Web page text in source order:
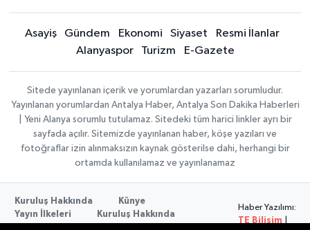
Asayiş Gündem Ekonomi Siyaset
Resmi İlanlar
Alanyaspor
Turizm E-Gazete
Sitede yayınlanan içerik ve yorumlardan yazarları sorumludur.
Yayınlanan yorumlardan Antalya Haber, Antalya Son Dakika Haberleri
| Yeni Alanya sorumlu tutulamaz. Sitedeki tüm harici linkler ayrı bir
sayfada açılır. Sitemizde yayınlanan haber, köşe yazıları ve
fotoğraflar izin alınmaksızın kaynak gösterilse dahi, herhangi bir
ortamda kullanılamaz ve yayınlanamaz
Kuruluş Hakkında
Künye
Yayın İlkeleri
Kuruluş Hakkında
Haber Yazılımı:
TE Bilişim